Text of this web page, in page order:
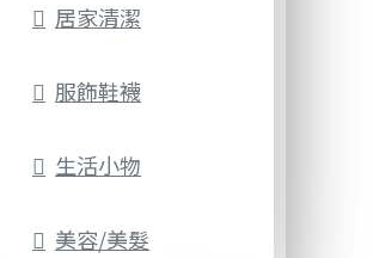
居家清潔
服飾鞋襪
生活小物
美容/美髮